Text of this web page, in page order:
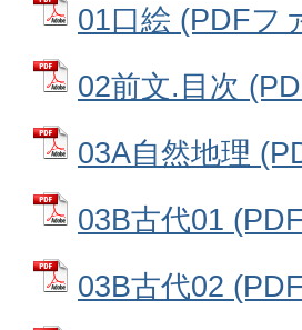
01口絵 (PDFフ
02前文.目次
03A自然地理
03B古代01
03B古代02